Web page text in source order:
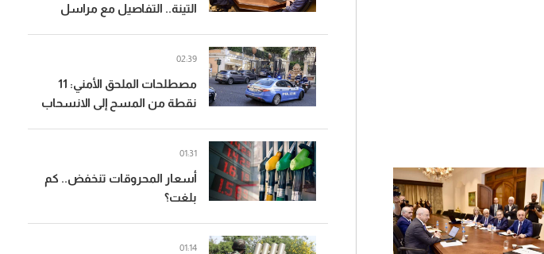
التينة.. التفاصيل مع مراسل
مصطلحات الملحق الأمني: 11
نقطة من المسح إلى الانسحاب
02:39
أسعار المحروقات تنخفض.. كم
بلغت؟
01:31
01:14